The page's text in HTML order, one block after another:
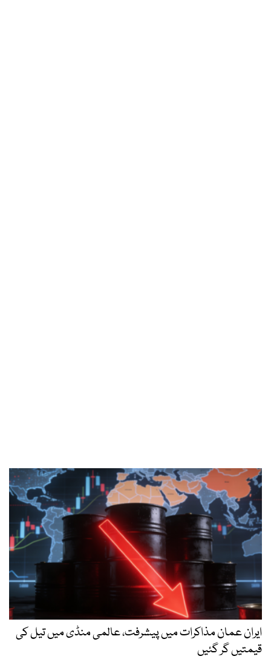
ایران عمان مذاکرات میں پیشرفت، عالمی منڈی میں تیل کی
قیمتیں گر گئیں